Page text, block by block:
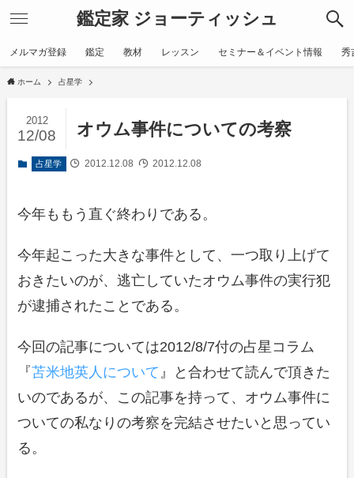
鑑定家 ジョーティッシュ
メルマガ登録 鑑定 教材 レッスン セミナー＆イベント情報 秀
ホーム 占星学
オウム事件についての考察
2012
12/08
占星学 2012.12.08 2012.12.08
今年ももう直ぐ終わりである。
今年起こった大きな事件として、一つ取り上げて
おきたいのが、逃亡していたオウム事件の実行犯
が逮捕されたことである。
今回の記事については2012/8/7付の占星コラム
『苫米地英人について 』と合わせて読んで頂きた
いのであるが、この記事を持って、オウム事件に
ついての私なりの考察を完結させたいと思ってい
る。